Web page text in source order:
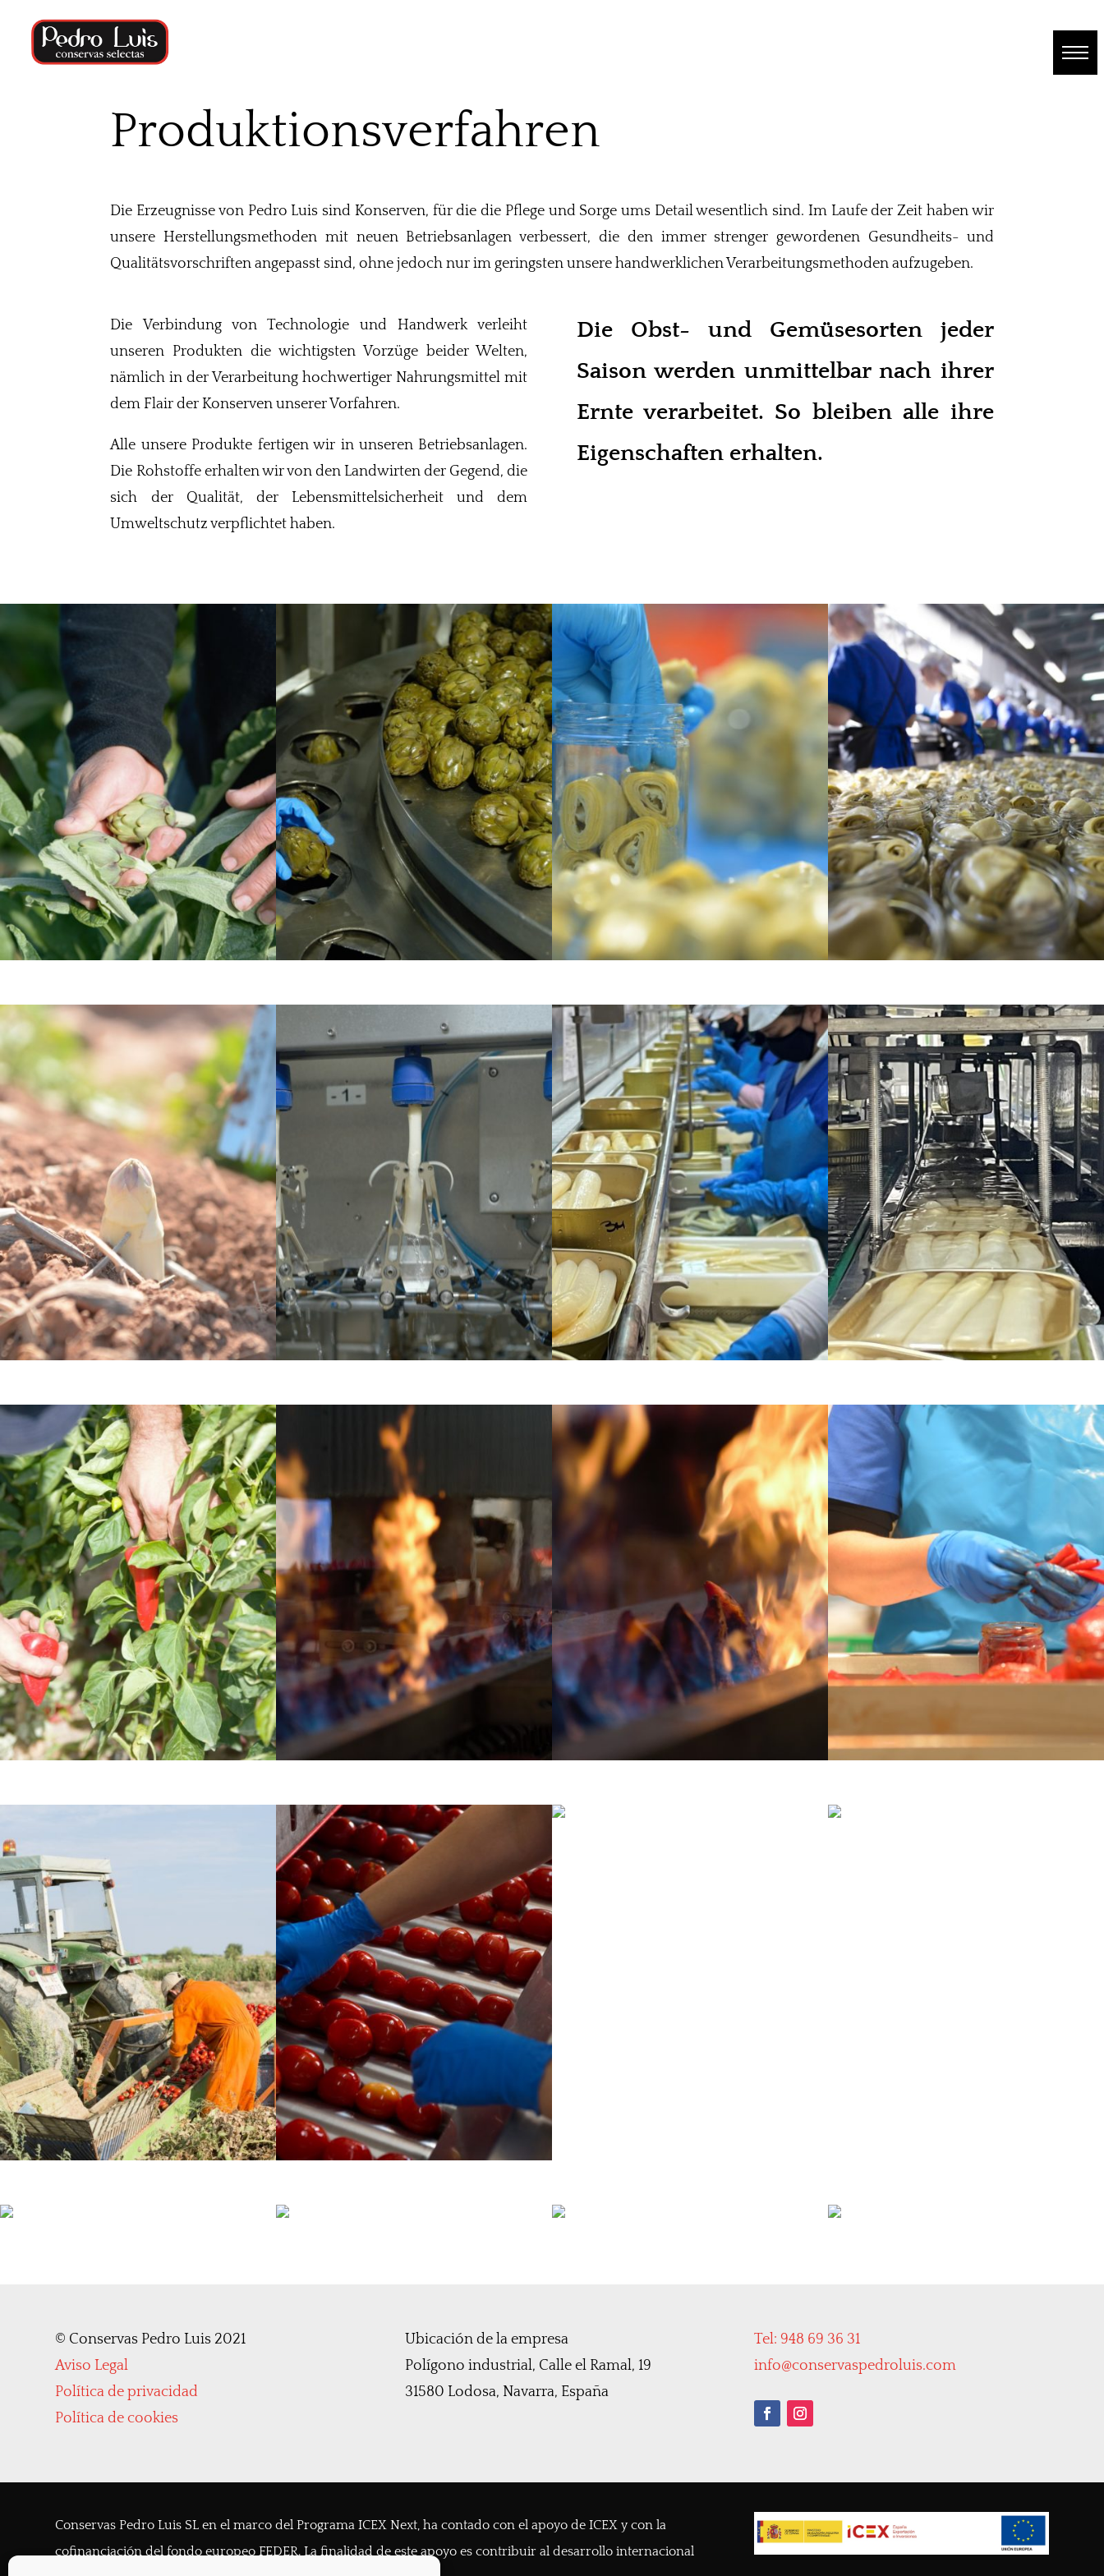
Produktionsverfahren
Die Erzeugnisse von Pedro Luis sind Konserven, für die die Pflege und Sorge ums Detail wesentlich sind. Im Laufe der Zeit haben wir
unsere Herstellungsmethoden mit neuen Betriebsanlagen verbessert, die den immer strenger gewordenen Gesundheits- und
Qualitätsvorschriften angepasst sind, ohne jedoch nur im geringsten unsere handwerklichen Verarbeitungsmethoden aufzugeben.
Die Verbindung von Technologie und Handwerk verleiht
unseren Produkten die wichtigsten Vorzüge beider Welten,
nämlich in der Verarbeitung hochwertiger Nahrungsmittel mit
dem Flair der Konserven unserer Vorfahren.
Alle unsere Produkte fertigen wir in unseren Betriebsanlagen.
Die Rohstoffe erhalten wir von den Landwirten der Gegend, die
sich der Qualität, der Lebensmittelsicherheit und dem
Umweltschutz verpflichtet haben.
Die Obst- und Gemüsesorten jeder
Saison werden unmittelbar nach ihrer
Ernte verarbeitet. So bleiben alle ihre
Eigenschaften erhalten.
© Conservas Pedro Luis 2021
Aviso Legal
Política de privacidad
Política de cookies
Ubicación de la empresa
Polígono industrial, Calle el Ramal, 19
31580 Lodosa, Navarra, España
Tel: 948 69 36 31
info@conservaspedroluis.com
Conservas Pedro Luis SL en el marco del Programa ICEX Next, ha contado con el apoyo de ICEX y con la
cofinanciación del fondo europeo FEDER. La finalidad de este apoyo es contribuir al desarrollo internacional